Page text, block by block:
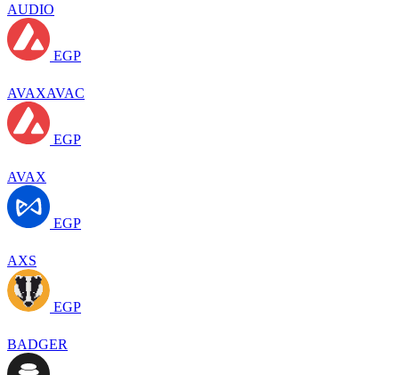
AUDIO
EGP
AVAXAVAC
EGP
AVAX
EGP
AXS
EGP
BADGER